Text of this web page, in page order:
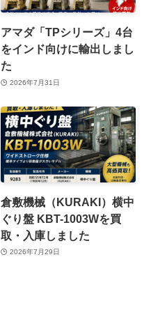
アマダ「TPシリーズ」4台
をインド向けに輸出しまし
た
2026年7月31日
倉敷機械（KURAKI）横中
ぐり盤 KBT-1003Wを買
取・入庫しました
2026年7月29日